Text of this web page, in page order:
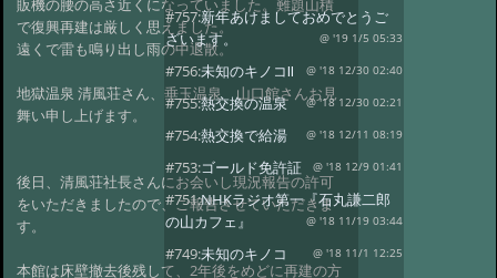
販機の腰の高さ近くになっていました。難題山積
で復興再建は厳しく思えました。
遠くで雷も鳴り出し雨の中退散。
地獄温泉 清風荘さん、垂玉温泉 山口館さんお見
舞い申し上げます。
後日、清風荘社長さんにお会いし現況報告の許可
をいただきましたので、ご報告させていただきま
す。
本館は床壁撤去後残して、2年後をめどに再建の方
#757:新年あけましておめでとうご
ざいます。
@ '19 1/5 05:33
#756:未知のキノコⅡ @ '18 12/30 02:40
#755:熱交換の温泉 @ '18 12/30 02:21
#754:熱交換で給湯 @ '18 12/11 08:19
#753:ゴールド免許証 @ '18 12/9 01:41
#751:NHKラジオ第一『石丸謙二郎
の山カフェ』
@ '18 11/19 03:44
#749:未知のキノコ @ '18 11/1 12:25